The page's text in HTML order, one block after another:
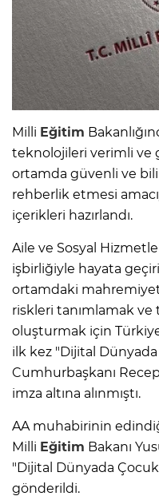
Milli Eğitim
teknolojileri verimli ve
ortamda güvenli ve
rehberlik etmesi
içerikleri hazırlandı.
Aile ve Sosyal
işbirliğiyle hayata
ortamdaki
riskleri tanımlamak
oluşturmak için
ilk kez "Dijital Dünyada
Cumhurbaşkanı
imza altına alınmıştı.
AA muhabirinin
Milli Eğitim Bakanı
"Dijital Dünyada Çocuk
gönderildi.